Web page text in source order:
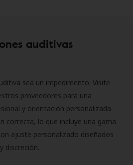
auditivas
sea un impedimento. Visite
proveedores para una
y orientación personalizada
correcta, lo que incluye una gama
ajuste personalizado diseñados
discreción.